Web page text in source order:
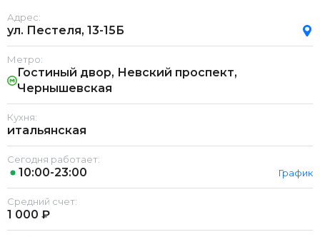
Адрес:
ул. Пестеля, 13-15Б
Метро:
Гостиный двор, Невский проспект,
Чернышевская
Кухня:
итальянская
Сегодня работает:
10:00-23:00 График
Средний счет:
1 000 ₽